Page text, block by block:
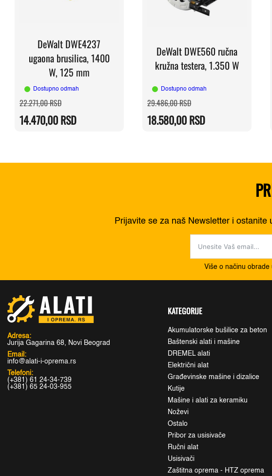
DeWalt DWE4237
ugaona brusilica, 1400
W, 125 mm
Dostupno odmah
22.271,00RSDOriginalna
cena
bila:
22.271,00 RSD.
14.470,00RSD
Trenutna
cena
14.470,00 RSD.
DeWalt DWE560 ručna
kružna testera, 1.350 W
Dostupno odmah
29.486,00RSDOriginalna
cena
bila:
29.486,00 RSD.
18.580,00RSD
Trenutna
cena
18.580,00 RSD.
Prijavite se za naš Newsletter i
Više o načinu
Adresa:
Jurija Gagarina 68, Novi Beograd
Email:
info@alati-i-oprema.rs
Telefoni:
(+381) 61 24-34-739
(+381) 65 24-03-955
KATEGORIJE
Akumulatorske bušilice za beton
Baštenski alati i mašine
DREMEL alati
Električni alat
Građevinske mašine i dizalice
Kutije
Mašine i alati za keramiku
Noževi
Ostalo
Pribor za usisivače
Ručni alat
Usisivači
Zaštitna oprema - HTZ oprema